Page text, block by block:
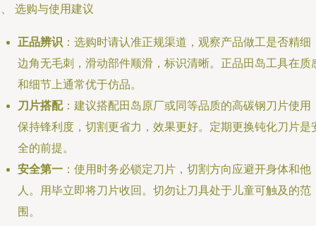
选购与使用建议
正品辨识 ：选购时请认准正规渠道，观察产品做工是否精细
边角无毛刺，滑动部件顺滑，标识清晰。正品田岛工具在质
和细节上通常优于仿品。
刀片搭配：建议搭配田岛原厂或同等品质的高碳钢刀片使用
保持锋利度，切割更省力，效果更好。定期更换钝化刀片是
全的前提。
安全第一 ：使用时务必锁定刀片，切割方向应避开身体和他
人。用毕立即将刀片收回。切勿让刀具处于儿童可触及的范
围。